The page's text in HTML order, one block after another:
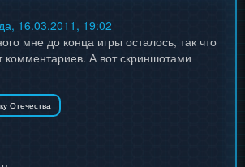
16.03.2011, 19:02
мне до конца игры осталось, так что
комментариев. А вот скриншотами